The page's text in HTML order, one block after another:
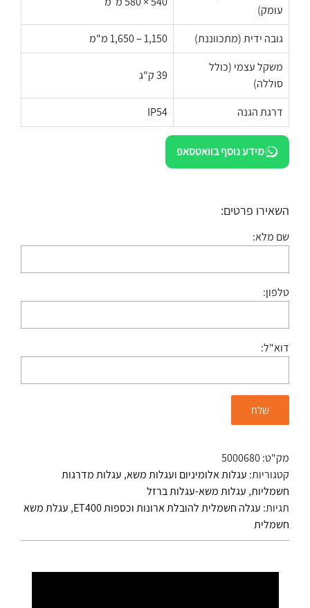
עומק)
גובה ידית (מתכווננת)
1,150 – 1,650 מ"מ
משקל עצמי (כולל
סוללה)
39 ק"ג
דרגת הגנה IP54
מידע נוסף בוואטסאפ
השאירו פרטים:
שם מלא:
טלפון:
דוא"ל:
מק"ט:5000680
קטגוריות: עגלות אלומיניום ועגלות משא, עגלות מדרגות
חשמליות, עגלות משא-עגלות ברזל
תגיות: עגלה חשמלית להובלת ארונות וכספות ET400 , עגלת משא
חשמלית